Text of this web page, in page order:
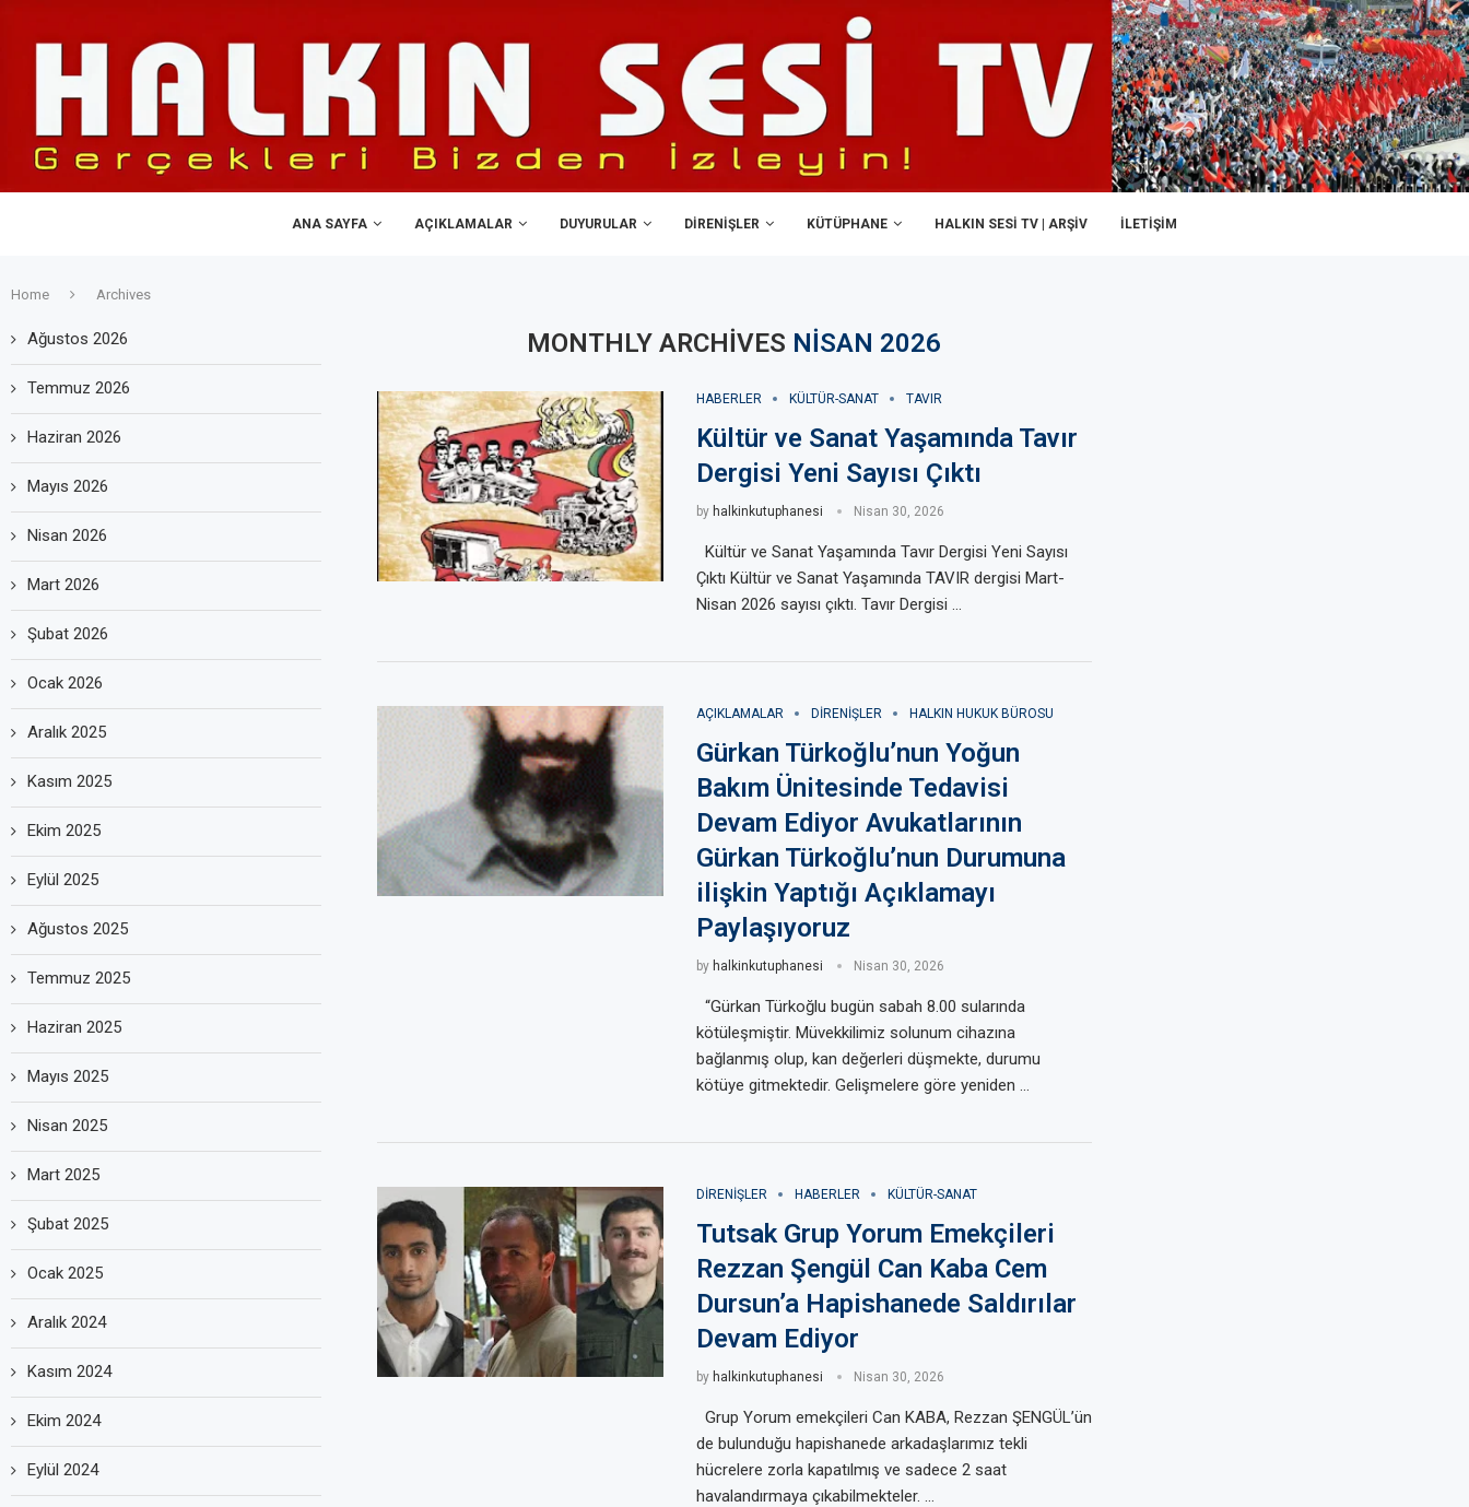
ANA SAYFA AÇIKLAMALAR DUYURULAR DIRENIŞLER KÜTÜPHANE HALKIN SESI TV | ARŞİV İLETIŞIM
Home Archives
MONTHLY ARCHIVES NISAN 2026
HABERLER KÜLTÜR-SANAT TAVIR
Kültür ve Sanat Yaşamında Tavır
Dergisi Yeni Sayısı Çıktı
by halkinkutuphanesi Nisan 30, 2026
Kültür ve Sanat Yaşamında Tavır Dergisi Yeni Sayısı
Çıktı Kültür ve Sanat Yaşamında TAVIR dergisi Mart-
Nisan 2026 sayısı çıktı. Tavır Dergisi …
AÇIKLAMALAR DIRENIŞLER HALKIN HUKUK BÜROSU
Gürkan Türkoğlu’nun Yoğun
Bakım Ünitesinde Tedavisi
Devam Ediyor Avukatlarının
Gürkan Türkoğlu’nun Durumuna
ilişkin Yaptığı Açıklamayı
Paylaşıyoruz
by halkinkutuphanesi Nisan 30, 2026
“Gürkan Türkoğlu bugün sabah 8.00 sularında
kötüleşmiştir. Müvekkilimiz solunum cihazına
bağlanmış olup, kan değerleri düşmekte, durumu
kötüye gitmektedir. Gelişmelere göre yeniden …
DIRENIŞLER HABERLER KÜLTÜR-SANAT
Tutsak Grup Yorum Emekçileri
Rezzan Şengül Can Kaba Cem
Dursun’a Hapishanede Saldırılar
Devam Ediyor
by halkinkutuphanesi Nisan 30, 2026
Grup Yorum emekçileri Can KABA, Rezzan ŞENGÜL’ün
de bulunduğu hapishanede arkadaşlarımız tekli
hücrelere zorla kapatılmış ve sadece 2 saat
havalandırmaya çıkabilmekteler. …
Ağustos 2026
Temmuz 2026
Haziran 2026
Mayıs 2026
Nisan 2026
Mart 2026
Şubat 2026
Ocak 2026
Aralık 2025
Kasım 2025
Ekim 2025
Eylül 2025
Ağustos 2025
Temmuz 2025
Haziran 2025
Mayıs 2025
Nisan 2025
Mart 2025
Şubat 2025
Ocak 2025
Aralık 2024
Kasım 2024
Ekim 2024
Eylül 2024